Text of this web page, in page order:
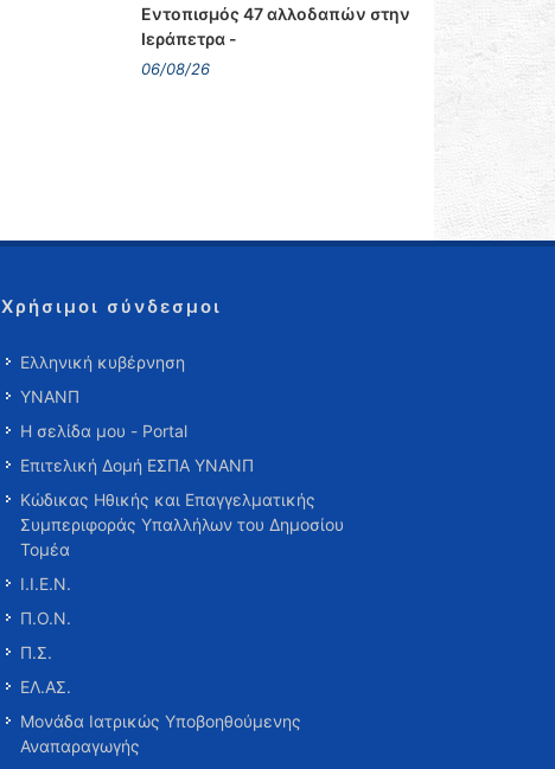
Εντοπισμός 47 αλλοδαπών στην
Ιεράπετρα -
06/08/26
Χρήσιμοι σύνδεσμοι
Ελληνική κυβέρνηση
ΥΝΑΝΠ
Η σελίδα μου - Portal
Επιτελική Δομή ΕΣΠΑ ΥΝΑΝΠ
Κώδικας Ηθικής και Επαγγελματικής
Συμπεριφοράς Υπαλλήλων του Δημοσίου
Τομέα
Ι.Ι.Ε.Ν.
Π.Ο.Ν.
Π.Σ.
ΕΛ.ΑΣ.
Μονάδα Ιατρικώς Υποβοηθούμενης
Αναπαραγωγής